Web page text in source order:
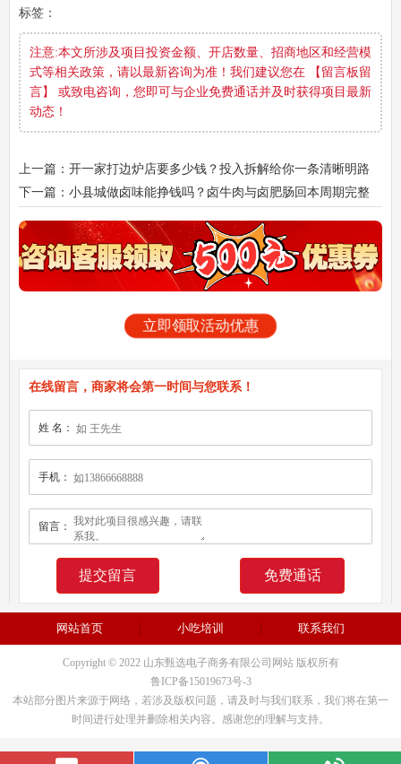
标签：
注意:本文所涉及项目投资金额、开店数量、招商地区和经营模
式等相关政策，请以最新咨询为准！我们建议您在 【留言板留
言】 或致电咨询，您即可与企业免费通话并及时获得项目最新
动态！
上一篇：开一家打边炉店要多少钱？投入拆解给你一条清晰明路
下一篇：小县城做卤味能挣钱吗？卤牛肉与卤肥肠回本周期完整
立即领取活动优惠
在线留言，商家将会第一时间与您联系！
姓 名：
手机：
留言：
免费通话
网站首页 小吃培训 联系我们
Copyright © 2022 山东甄选电子商务有限公司网站 版权所有
鲁ICP备15019673号-3
本站部分图片来源于网络，若涉及版权问题，请及时与我们联系，我们将在第一
时间进行处理并删除相关内容。感谢您的理解与支持。